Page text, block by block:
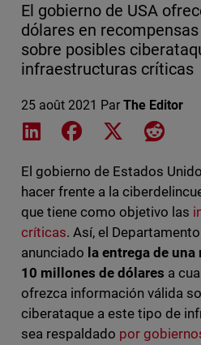
El gobierno de USA
dólares en
sobre posibles
infraestructuras críticas
25 août 2021 Par The Editor
Share on LinkedIn
Share on Facebook
Share on XShare
El gobierno de Estados
hacer frente a la
que tiene como objetivo las
críticas. Así, el
anunciado la entrega de
10 millones de dólares a
ofrezca información válida
ciberataque a este tipo de
sea respaldado por